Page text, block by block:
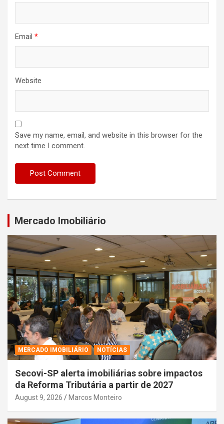
Email *
Website
Save my name, email, and website in this browser for the
next time I comment.
Mercado Imobiliário
MERCADO IMOBILIÁRIO NOTÍCIAS
Secovi-SP alerta imobiliárias sobre impactos
da Reforma Tributária a partir de 2027
August 9, 2026 Marcos Monteiro